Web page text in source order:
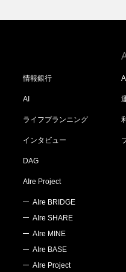
情報銀行
AI
ライフプランニング
インタビュー
DAG
AIre Project
AIre BRIDGE
AIre SHARE
AIre MINE
AIre BASE
AIre Project